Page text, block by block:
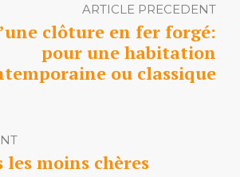
ARTICLE PRECEDENT
clôture en fer forgé:
pour une habitation
ou classique
les moins chères